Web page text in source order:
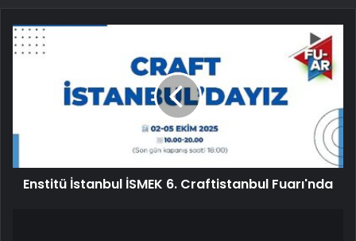
Enstitü İstanbul İSMEK 6. Craftistanbul Fuarı'nda